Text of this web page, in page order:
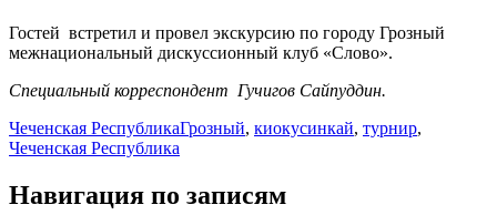
Гостей встретил и провел экскурсию по городу Грозный
межнациональный дискуссионный клуб «Слово».
Специальный корреспондент Гучигов Сайпуддин.
Чеченская РеспубликаГрозный, киокусинкай, турнир,
Чеченская Республика
Навигация по записям